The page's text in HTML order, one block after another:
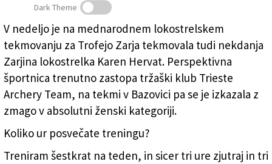
Karen Hervat na nedeljski tekmi v Bazovici
Dark Theme
V nedeljo je na mednarodnem lokostrelskem
tekmovanju za Trofejo Zarja tekmovala tudi nekdanja
Zarjina lokostrelka Karen Hervat. Perspektivna
športnica trenutno zastopa tržaški klub Trieste
Archery Team, na tekmi v Bazovici pa se je izkazala z
zmago v absolutni ženski kategoriji.
Koliko ur posvečate treningu?
Treniram šestkrat na teden, in sicer tri ure zjutraj in tri